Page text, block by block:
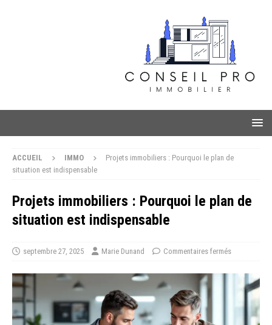
ACCUEIL IMMO
Projets immobiliers : Pourquoi le plan de
situation est indispensable
Projets immobiliers : Pourquoi le plan de
situation est indispensable
septembre 27, 2025 Marie Dunand Commentaires fermés